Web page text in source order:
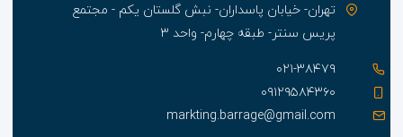
تهران- خیابان پاسداران- نبش گلستان یکم - مجتمع
پریس سنتر- طبقه چهارم- واحد ۳
۰۲۱-۳۸۴۷۹
۰۹۱۲۹۵۸۴۳۶۰
markting.barrage@gmail.com